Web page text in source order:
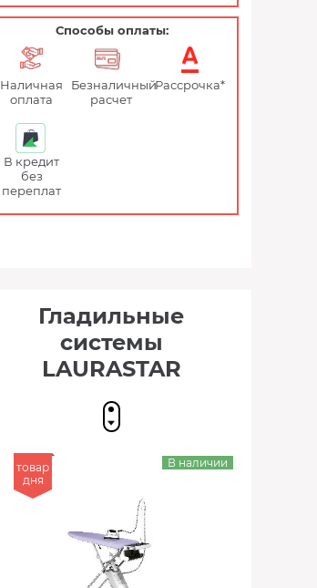
Способы оплаты:
Наличная
оплата
Безналичный
расчет
Рассрочка*
В кредит
без
переплат
Гладильные
системы
LAURASTAR
товар
дня
В наличии